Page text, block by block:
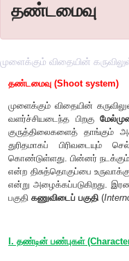
தண்டமைவு
முளைக்கும் விதையின்
தண்டமைவு (Shoot